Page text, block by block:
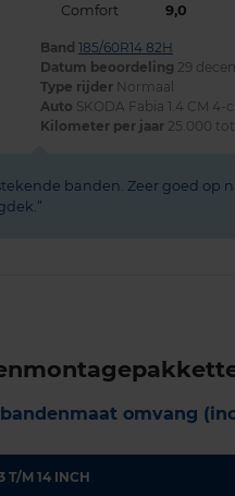
Comfort
9,0
Band 185/60R14 82H
Datum beoordeling 29
Type rijder Normaal
Auto SKODA Fabia 1.4 CM 4-
Kilometer per jaar 25.000
banden. Zeer goed op
bandenmaat omvang